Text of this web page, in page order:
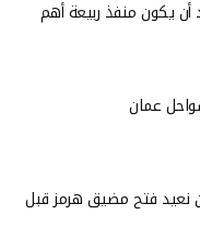
أن يكون منفذ ربيعة أهم
عمان
لن نعيد فتح مضيق هرمز قبل